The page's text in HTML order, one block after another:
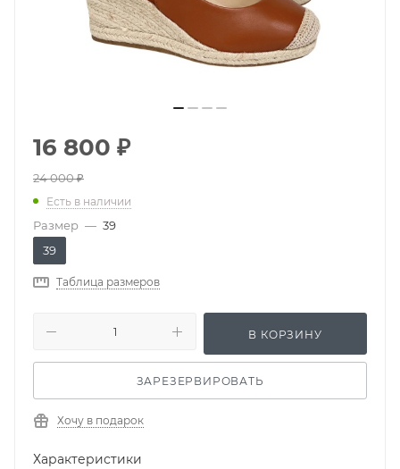
16 800 ₽
24 000₽
Есть в наличии
Размер — 39
39
Таблица размеров
В КОРЗИНУ
ЗАРЕЗЕРВИРОВАТЬ
Хочу в подарок
Характеристики